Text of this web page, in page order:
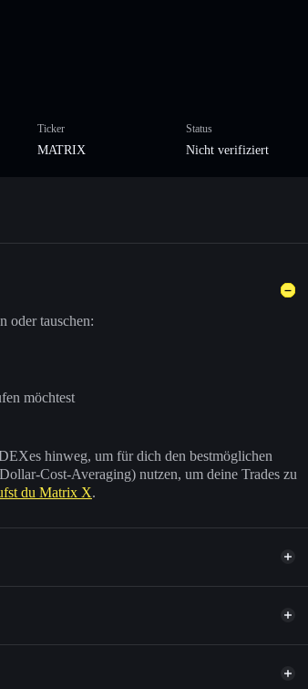
Ticker
MATRIX
Status
Nicht verifiziert
oder tauschen:
möchtest
hinweg, um für dich den bestmöglichen
Cost-Averaging) nutzen, um deine Trades zu
du Matrix X.
anderer Solana-Tokens mit intelligentem